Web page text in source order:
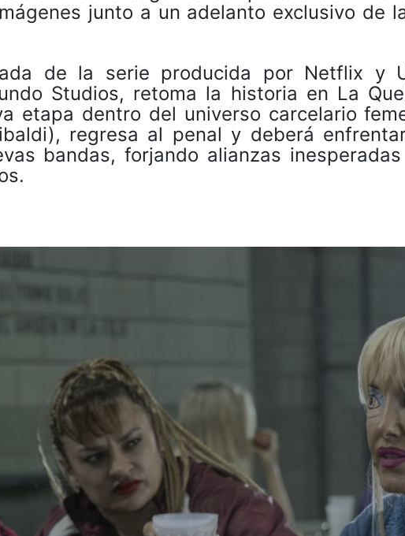
junto a un adelanto exclusivo de
de la serie producida por Netflix y
Studios, retoma la historia en La
etapa dentro del universo carcelario
regresa al penal y deberá
bandas, forjando alianzas